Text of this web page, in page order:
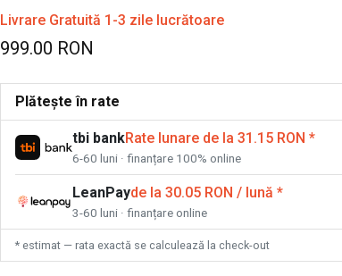
Livrare Gratuită 1-3 zile lucrătoare
999.00 RON
Plătește în rate
tbi bankRate lunare de la 31.15 RON *
6-60 luni · finanțare 100% online
LeanPayde la 30.05 RON / lună *
3-60 luni · finanțare online
* estimat — rata exactă se calculează la check-out